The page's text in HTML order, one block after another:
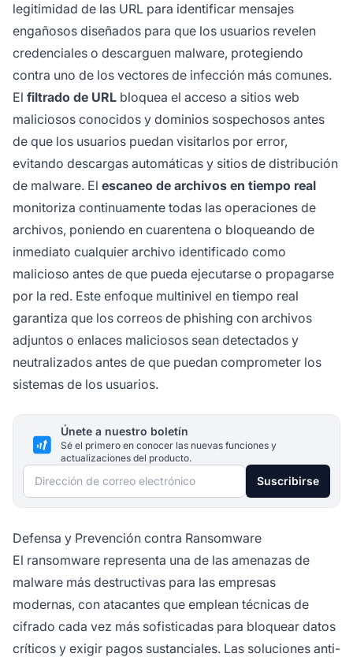
legitimidad de las URL para identificar mensajes
engañosos diseñados para que los usuarios revelen
credenciales o descarguen malware, protegiendo
contra uno de los vectores de infección más comunes.
El filtrado de URL bloquea el acceso a sitios web
maliciosos conocidos y dominios sospechosos antes
de que los usuarios puedan visitarlos por error,
evitando descargas automáticas y sitios de distribución
de malware. El escaneo de archivos en tiempo real
monitoriza continuamente todas las operaciones de
archivos, poniendo en cuarentena o bloqueando de
inmediato cualquier archivo identificado como
malicioso antes de que pueda ejecutarse o propagarse
por la red. Este enfoque multinivel en tiempo real
garantiza que los correos de phishing con archivos
adjuntos o enlaces maliciosos sean detectados y
neutralizados antes de que puedan comprometer los
sistemas de los usuarios.
Únete a nuestro boletín
Sé el primero en conocer las nuevas funciones y
actualizaciones del producto.
Dirección de correo electrónico Suscribirse
Defensa y Prevención contra Ransomware
El ransomware representa una de las amenazas de
malware más destructivas para las empresas
modernas, con atacantes que emplean técnicas de
cifrado cada vez más sofisticadas para bloquear datos
críticos y exigir pagos sustanciales. Las soluciones anti-